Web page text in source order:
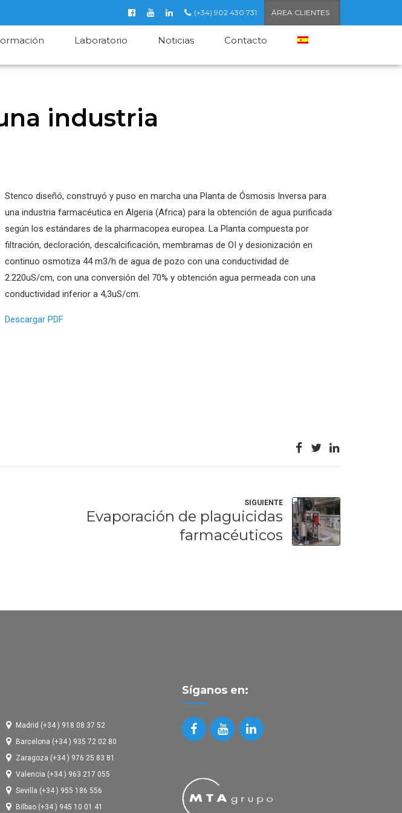
(+34) 902 430 731 ÁREA CLIENTES
Laboratorio Noticias Contacto
industria
Stenco diseñó, construyó y puso en marcha una Planta de Ósmosis Inversa para
una industria farmacéutica en Algeria (Africa) para la obtención de agua purificada
según los estándares de la pharmacopea europea. La Planta compuesta por
filtración, decloración, descalcificación, membramas de OI y desionización en
continuo osmotiza 44 m3/h de agua de pozo con una conductividad de
2.220uS/cm, con una conversión del 70% y obtención agua permeada con una
conductividad inferior a 4,3uS/cm.
Descargar PDF
SIGUIENTE
Evaporación de plaguicidas
farmacéuticos
Madrid (+34 ) 918 08 37 52
Barcelona (+34 ) 935 72 02 80
Zaragoza (+34 ) 976 25 83 81
Valencia (+34 ) 963 217 055
Sevilla (+34 ) 955 186 556
Bilbao (+34 ) 945 10 01 41
Síganos en: